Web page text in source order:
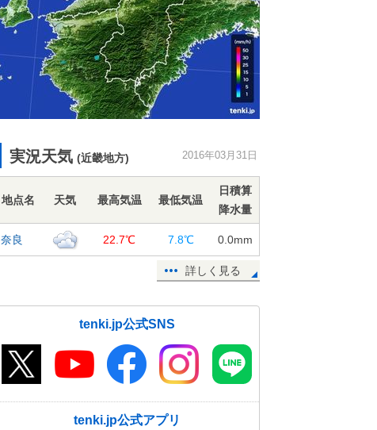
実況天気 (近畿地方) 2016年03月31日
地点名 天気 最高気温 最低気温
日積算
降水量
奈良 22.7℃ 7.8℃ 0.0mm
詳しく見る
tenki.jp公式SNS
tenki.jp公式アプリ